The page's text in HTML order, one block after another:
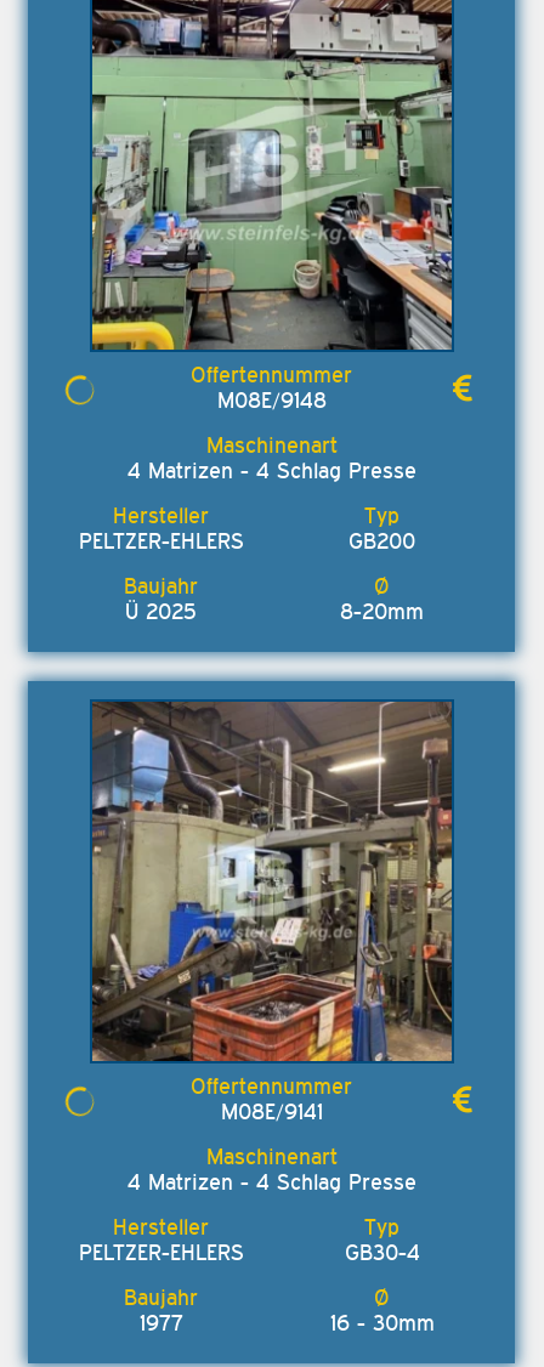
M08E/9148
4 Matrizen - 4 Schlag Presse
PELTZER-EHLERS GB200
Ü 2025 8-20mm
M08E/9141
4 Matrizen - 4 Schlag Presse
PELTZER-EHLERS GB30-4
1977 16 - 30mm